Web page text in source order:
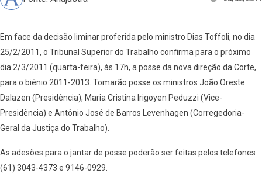
Em face da decisão liminar proferida pelo ministro Dias Toffoli, no dia
25/2/2011, o Tribunal Superior do Trabalho confirma para o próximo
dia 2/3/2011 (quarta-feira), às 17h, a posse da nova direção da Corte,
para o biênio 2011-2013. Tomarão posse os ministros João Oreste
Dalazen (Presidência), Maria Cristina Irigoyen Peduzzi (Vice-
Presidência) e Antônio José de Barros Levenhagen (Corregedoria-
Geral da Justiça do Trabalho).
As adesões para o jantar de posse poderão ser feitas pelos telefones
(61) 3043-4373 e 9146-0929.